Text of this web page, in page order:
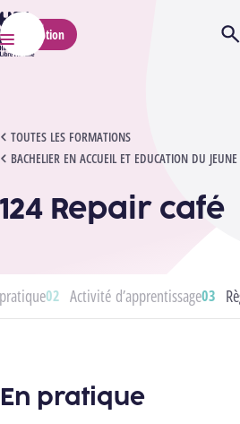
HELMo
Menu
Inscription
TOUTES LES FORMATIONS
BACHELIER EN ACCUEIL ET EDUCATION DU
124 REPAIR CAFÉ
124 Repair café
Activité d’apprentissage
En pratique